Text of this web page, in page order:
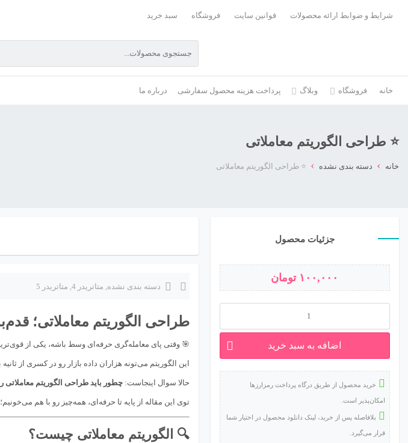
شرایط و ضوابط ارائه محصولات قوانین سایت فروشگاه سبد خرید
خانه فروشگاه وبلاگ پرداخت هزینه محصول سفارشی درباره ما
⭐ طراحی الگوریتم معاملاتی
خانه › دسته بندی نشده › ⭐ طراحی الگوریتم معاملاتی
جزئیات محصول
۱۰۰,۰۰۰ تومان
طراحی
معاملاتی
عدد
اضافه به سبد خرید
خرید محصول از طریق درگاه پرداخت رمزارزها
امکان‌پذیر است.
بلافاصله پس از خرید، لینک دانلود محصول در اختیار شما
قرار می‌گیرد.
دسته بندی نشده, متاتريدر 4 , متاتريدر 5
طراحی الگوریتم معاملاتی؛
🎯 وقتی پای معامله‌گری حرفه‌ای وسط باشه، یکی از
این الگوریتم می‌تونه هزاران داده بازار رو در کسری از
حالا سوال اینجاست:چطور باید طراحی الگوریتم معاملاتی
توی این مقاله از پایه تا حرفه‌ای، همه‌چیز رو با هم
🔍 الگوریتم معاملاتی چیست؟